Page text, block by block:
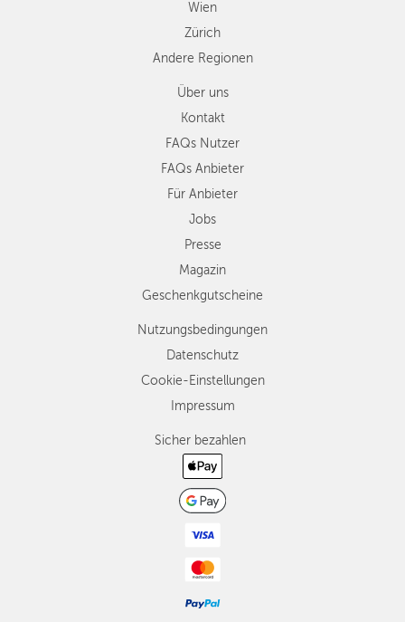
Wien
Zürich
Andere Regionen
Über uns
Kontakt
FAQs Nutzer
FAQs Anbieter
Für Anbieter
Jobs
Presse
Magazin
Geschenkgutscheine
Nutzungsbedingungen
Datenschutz
Cookie-Einstellungen
Impressum
Sicher bezahlen